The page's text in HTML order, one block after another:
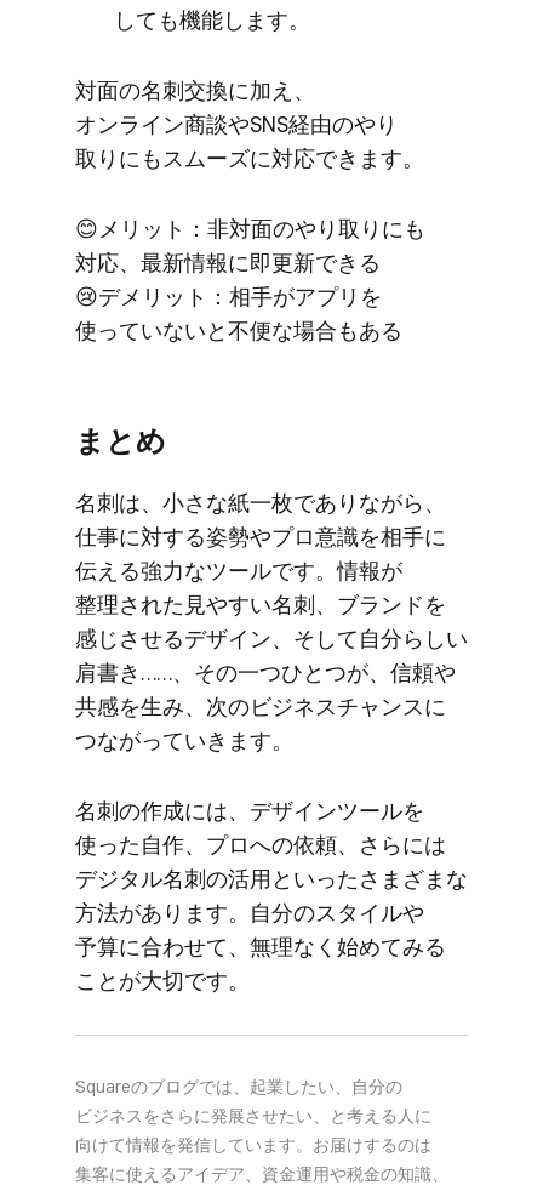
しても​機能します。
対面の​名刺交換に​加え、​
オンライン商談や​SNS経由の​やり​
取りにも​スムーズに​対応できます。
😊メリット：非​対面の​やり​取りにも​
対応、​最新情報に​即更新できる
😢デメリット：相手が​アプリを​
使っていないと​不便な​場合も​ある
まとめ
名刺は、​小さな​紙一枚で​ありながら、​
仕事に​対する​姿勢や​プロ意識を​相手に​
伝える​強力な​ツールです。​情報が​
整理された​見やすい​名刺、​ブランドを​
感じさせる​デザイン、​そして​自分らしい​
肩書き……、​その​一つ​ひとつが、​信頼や​
共感を​生み、​次の​ビジネスチャンスに​
つながっていきます。
名刺の​作成には、​デザインツールを​
使った​自作、​プロへの​依頼、​さらには​
デジタル名刺の​活用と​いったさまざまな​
方​法が​あります。​自分の​スタイルや​
予算に​合わせて、​無理なく​始めてみる​
ことが​大切です。
Squareの​ブログでは、​起業したい、​自分の​
ビジネスを​さらに​発展させたい、と​考える​人に​
向けて​情報を​発信しています。​お届けするのは​
集客に​使える​アイデア、​資金運用や​税金の​知識、​